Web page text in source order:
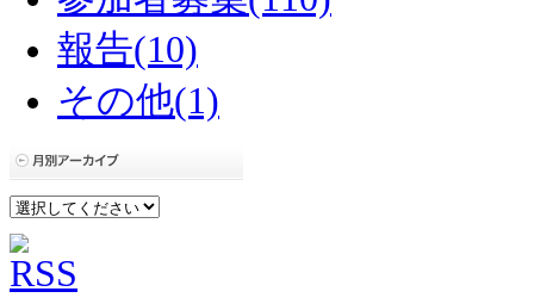
報告(10)
その他(1)